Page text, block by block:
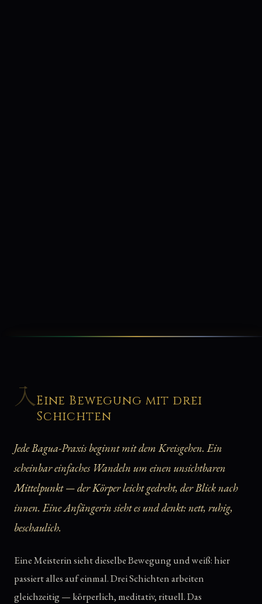
入Eine Bewegung mit drei
Schichten
Jede Bagua-Praxis beginnt mit dem Kreisgehen. Ein
scheinbar einfaches Wandeln um einen unsichtbaren
Mittelpunkt — der Körper leicht gedreht, der Blick nach
innen. Eine Anfängerin sieht es und denkt: nett, ruhig,
beschaulich.
Eine Meisterin sieht dieselbe Bewegung und weiß: hier
passiert alles auf einmal. Drei Schichten arbeiten
gleichzeitig — körperlich, meditativ, rituell. Das